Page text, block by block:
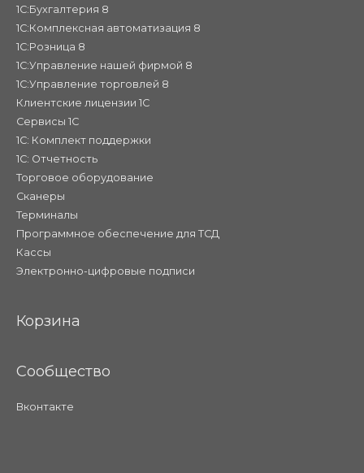
1С:Бухгалтерия 8
1С:Комплексная автоматизация 8
1С:Розница 8
1С:Управление нашей фирмой 8
1С:Управление торговлей 8
Клиентские лицензии 1С
Сервисы 1С
1С: Комплект поддержки
1С: Отчетность
Торговое оборудование
Сканеры
Терминалы
Программное обеспечение для ТСД
Кассы
Электронно-цифровые подписи
Корзина
Сообщество
Вконтакте